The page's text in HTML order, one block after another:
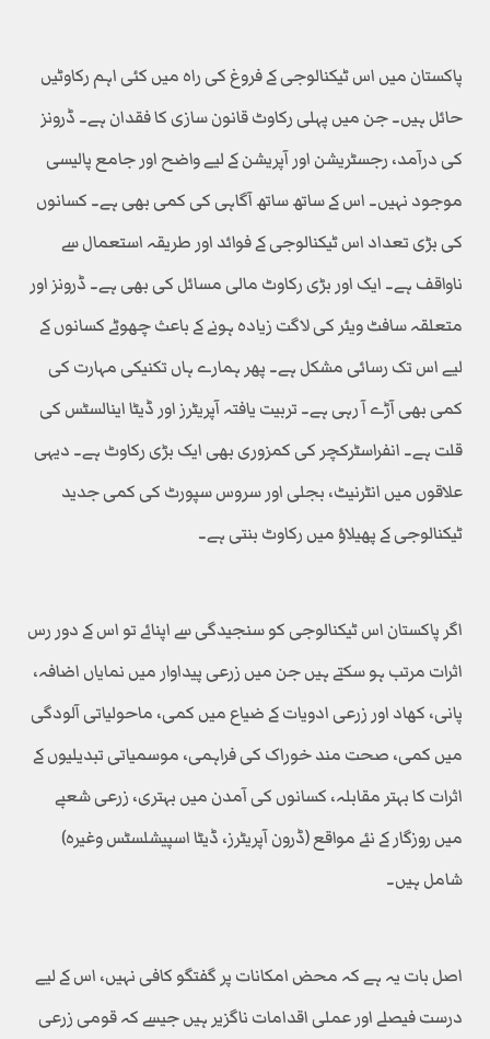
پاکستان میں اس ٹیکنالوجی کے فروغ کی راہ میں کئی اہم رکاوٹیں
حائل ہیں۔ جن میں پہلی رکاوٹ قانون سازی کا فقدان ہے۔ ڈرونز
کی درآمد، رجسٹریشن اور آپریشن کے لیے واضح اور جامع پالیسی
موجود نہیں۔ اس کے ساتھ ساتھ آگاہی کی کمی بھی ہے۔ کسانوں
کی بڑی تعداد اس ٹیکنالوجی کے فوائد اور طریقہ استعمال سے
ناواقف ہے۔ ایک اور بڑی رکاوٹ مالی مسائل کی بھی ہے۔ ڈرونز اور
متعلقہ سافٹ ویئر کی لاگت زیادہ ہونے کے باعث چھوٹے کسانوں کے
لیے اس تک رسائی مشکل ہے۔ پھر ہمارے ہاں تکنیکی مہارت کی
کمی بھی آڑے آ رہی ہے۔ تربیت یافتہ آپریٹرز اور ڈیٹا اینالسٹس کی
قلت ہے۔ انفراسٹرکچر کی کمزوری بھی ایک بڑی رکاوٹ ہے۔ دیہی
علاقوں میں انٹرنیٹ، بجلی اور سروس سپورٹ کی کمی جدید
ٹیکنالوجی کے پھیلاؤ میں رکاوٹ بنتی ہے۔
اگر پاکستان اس ٹیکنالوجی کو سنجیدگی سے اپنائے تو اس کے دور رس
اثرات مرتب ہو سکتے ہیں جن میں زرعی پیداوار میں نمایاں اضافہ،
پانی، کھاد اور زرعی ادویات کے ضیاع میں کمی، ماحولیاتی آلودگی
میں کمی، صحت مند خوراک کی فراہمی، موسمیاتی تبدیلیوں کے
اثرات کا بہتر مقابلہ، کسانوں کی آمدن میں بہتری، زرعی شعبے
میں روزگار کے نئے مواقع (ڈرون آپریٹرز، ڈیٹا اسپیشلسٹس وغیرہ)
شامل ہیں۔
اصل بات یہ ہے کہ محض امکانات پر گفتگو کافی نہیں، اس کے لیے
درست فیصلے اور عملی اقدامات ناگزیر ہیں جیسے کہ قومی زرعی